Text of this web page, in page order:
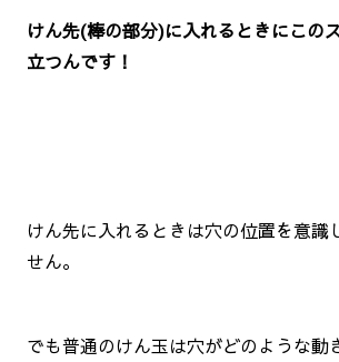
けん先(棒の部分)に入れるときにこの
立つんです！
けん先に入れるときは穴の位置を意識
せん。
でも普通のけん玉は穴がどのような動